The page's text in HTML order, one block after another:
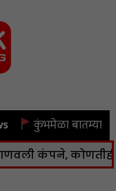
कुंभमेळा बातम्या
कंपने, कोणतीही